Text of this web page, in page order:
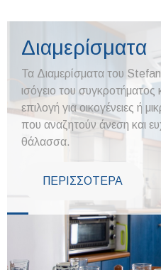
Διαμερίσματα
Τα Διαμερίσματα του
ισόγειο του συγκροτήματος
επιλογή για οικογένειες ή
που αναζητούν άνεση και
θάλασσα.
ΠΕΡΙΣΣΟΤΕΡΑ